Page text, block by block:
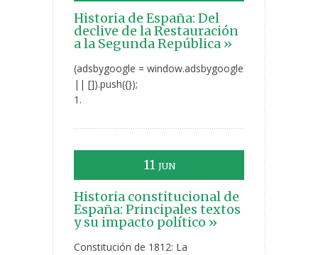
Historia de España: Del
declive de la Restauración
a la Segunda República »
(adsbygoogle = window.adsbygoogle
|| []).push({});
1.
11 JUN
Historia constitucional de
España: Principales textos
y su impacto político »
Constitución de 1812: La